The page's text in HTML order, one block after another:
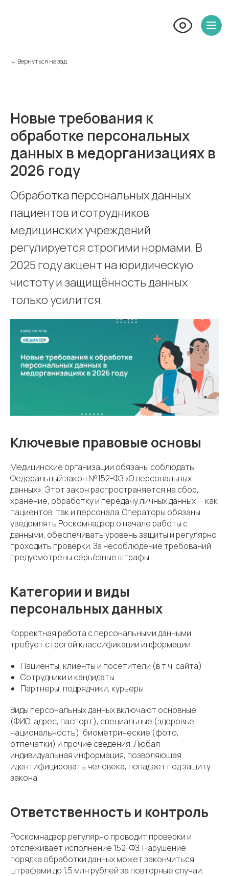
← Вернуться назад
Новые требования к
обработке персональных
данных в медорганизациях в
2026 году
Обработка персональных данных
пациентов и сотрудников
медицинских учреждений
регулируется строгими нормами. В
2025 году акцент на юридическую
чистоту и защищённость данных
только усилится.
Ключевые правовые основы
Медицинские организации обязаны соблюдать
Федеральный закон №152-ФЗ «О персональных
данных». Этот закон распространяется на сбор,
хранение, обработку и передачу личных данных — как
пациентов, так и персонала. Операторы обязаны
уведомлять Роскомнадзор о начале работы с
данными, обеспечивать уровень защиты и регулярно
проходить проверки. За несоблюдение требований
предусмотрены серьёзные штрафы.
Категории и виды
персональных данных
Корректная работа с персональными данными
требует строгой классификации информации:
Пациенты, клиенты и посетители (в т.ч. сайта)
Сотрудники и кандидаты
Партнеры, подрядчики, курьеры
Виды персональных данных включают основные
(ФИО, адрес, паспорт), специальные (здоровье,
национальность), биометрические (фото,
отпечатки) и прочие сведения. Любая
индивидуальная информация, позволяющая
идентифицировать человека, попадает под защиту
закона.
Ответственность и контроль
Роскомнадзор регулярно проводит проверки и
отслеживает исполнение 152-ФЗ. Нарушение
порядка обработки данных может закончиться
штрафами до 1,5 млн рублей за повторные случаи.